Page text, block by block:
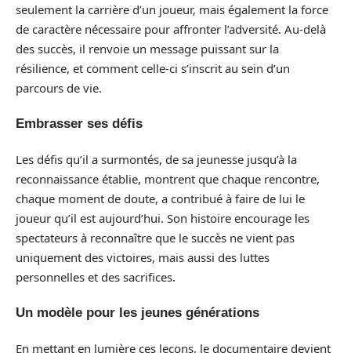
seulement la carrière d’un joueur, mais également la force
de caractère nécessaire pour affronter l’adversité. Au-delà
des succès, il renvoie un message puissant sur la
résilience, et comment celle-ci s’inscrit au sein d’un
parcours de vie.
Embrasser ses défis
Les défis qu’il a surmontés, de sa jeunesse jusqu’à la
reconnaissance établie, montrent que chaque rencontre,
chaque moment de doute, a contribué à faire de lui le
joueur qu’il est aujourd’hui. Son histoire encourage les
spectateurs à reconnaître que le succès ne vient pas
uniquement des victoires, mais aussi des luttes
personnelles et des sacrifices.
Un modèle pour les jeunes générations
En mettant en lumière ces leçons, le documentaire devient